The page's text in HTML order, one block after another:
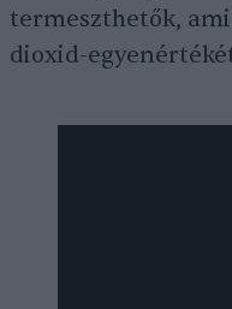
termeszthetők,
dioxid-